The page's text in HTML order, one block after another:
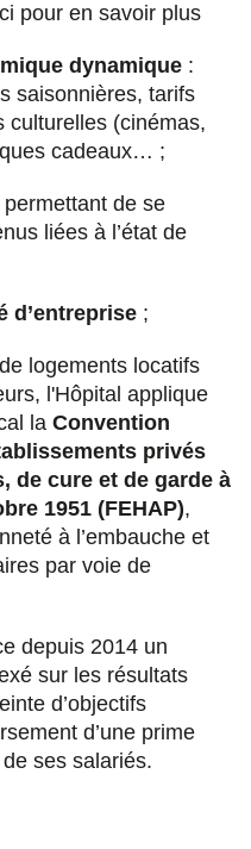
pour en savoir plus
dynamique :
saisonnières, tarifs
culturelles (cinémas,
cadeaux… ;
permettant de se
liées à l’état de
d’entreprise ;
logements locatifs
l'Hôpital applique
la Convention
privés
de cure et de garde à
1951 (FEHAP),
à l’embauche et
par voie de
depuis 2014 un
sur les résultats
d’objectifs
d’une prime
ses salariés.